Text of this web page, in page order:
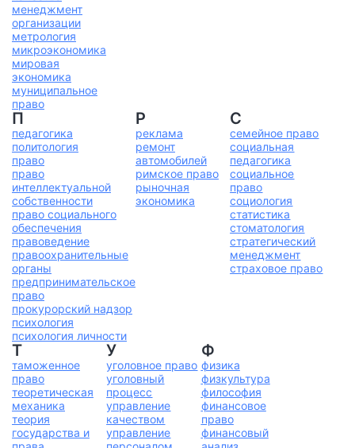
менеджмент
организации
метрология
микроэкономика
мировая
экономика
муниципальное
право
П
педагогика
политология
право
право
интеллектуальной
собственности
право социального
обеспечения
правоведение
правоохранительные
органы
предпринимательское
право
прокурорский надзор
психология
психология личности
Р
реклама
ремонт
автомобилей
римское право
рыночная
экономика
С
семейное право
социальная
педагогика
социальное
право
социология
статистика
стоматология
стратегический
менеджмент
страховое право
Т
таможенное
право
теоретическая
механика
теория
государства и
У
уголовное право
уголовный
процесс
управление
качеством
управление
Ф
физика
физкультура
философия
финансовое
право
финансовый